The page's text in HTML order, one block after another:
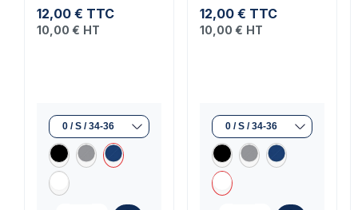
12,00 € TTC
10,00 € HT
12,00 € TTC
10,00 € HT